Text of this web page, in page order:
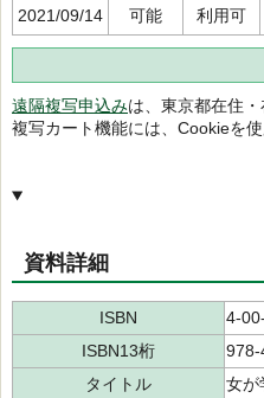
2021/09/14
可能 利用可
遠隔複写申込みは、東京都在住
複写カート機能には、Cookieを
資料詳細
ISBN
4-
ISBN13桁
978-
タイトル
女が